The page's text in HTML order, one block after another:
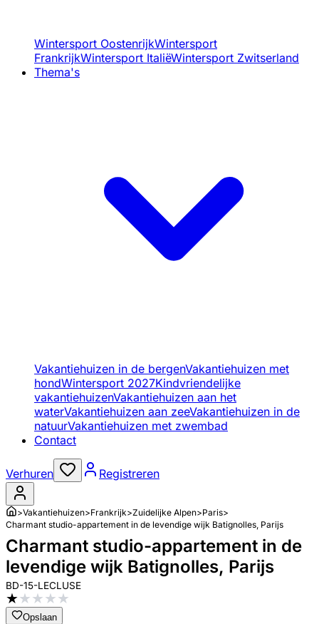
Wintersport OostenrijkWintersport
FrankrijkWintersport ItaliëWintersport Zwitserland
Thema's
Vakantiehuizen in de bergenVakantiehuizen met
hondWintersport 2027Kindvriendelijke
vakantiehuizenVakantiehuizen aan het
waterVakantiehuizen aan zeeVakantiehuizen in de
natuurVakantiehuizen met zwembad
Contact
Verhuren Registreren
>Vakantiehuizen>Frankrijk>Zuidelijke Alpen>Paris>
Charmant studio-appartement in de levendige wijk Batignolles, Parijs
Charmant studio-appartement in de
levendige wijk Batignolles, Parijs
BD-15-LECLUSE
★★★★★
Opslaan